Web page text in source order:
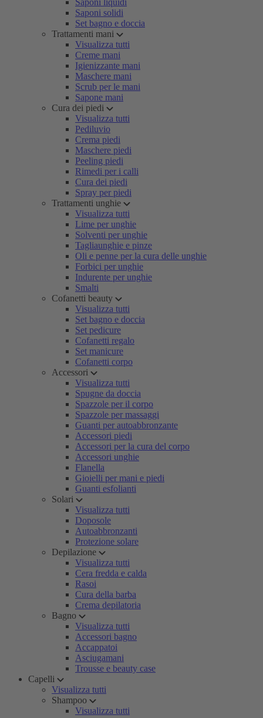
Saponi liquidi
Saponi solidi
Set bagno e doccia
Trattamenti mani
Visualizza tutti
Creme mani
Igienizzante mani
Maschere mani
Scrub per le mani
Sapone mani
Cura dei piedi
Visualizza tutti
Pediluvio
Crema piedi
Maschere piedi
Peeling piedi
Rimedi per i calli
Cura dei piedi
Spray per piedi
Trattamenti unghie
Visualizza tutti
Lime per unghie
Solventi per unghie
Tagliaunghie e pinze
Oli e penne per la cura delle unghie
Forbici per unghie
Indurente per unghie
Smalti
Cofanetti beauty
Visualizza tutti
Set bagno e doccia
Set pedicure
Cofanetti regalo
Set manicure
Cofanetti corpo
Accessori
Visualizza tutti
Spugne da doccia
Spazzole per il corpo
Spazzole per massaggi
Guanti per autoabbronzante
Accessori piedi
Accessori per la cura del corpo
Accessori unghie
Flanella
Gioielli per mani e piedi
Guanti esfolianti
Solari
Visualizza tutti
Doposole
Autoabbronzanti
Protezione solare
Depilazione
Visualizza tutti
Cera fredda e calda
Rasoi
Cura della barba
Crema depilatoria
Bagno
Visualizza tutti
Accessori bagno
Accappatoi
Asciugamani
Trousse e beauty case
Capelli
Visualizza tutti
Shampoo
Visualizza tutti